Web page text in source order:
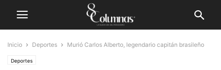
Inicio Deportes Murió Carlos Alberto, legendario capitán brasileño
Deportes